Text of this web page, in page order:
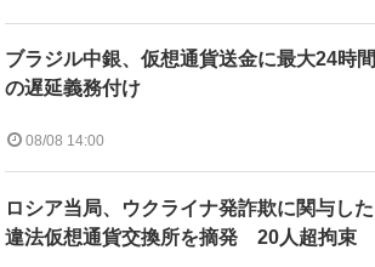
ブラジル中銀、仮想通貨送金に最大24時間
の遅延義務付け
08/08 14:00
ロシア当局、ウクライナ発詐欺に関与した
違法仮想通貨交換所を摘発 20人超拘束